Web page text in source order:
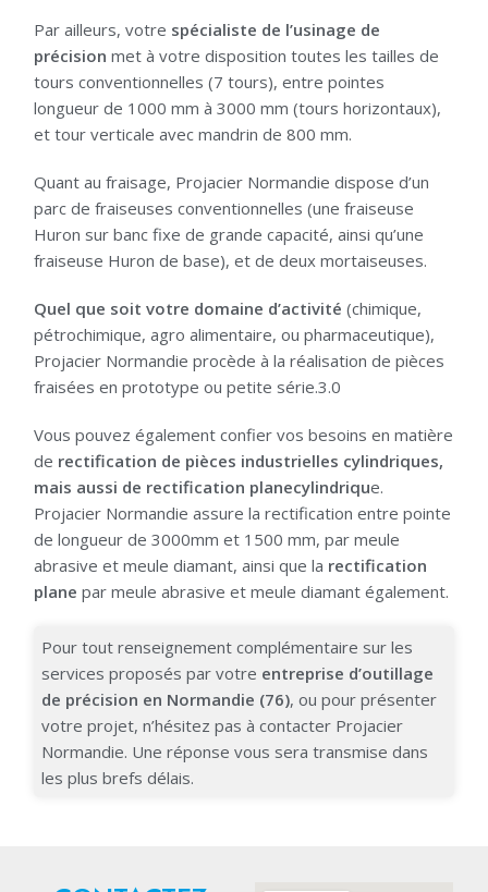
Par ailleurs, votre spécialiste de l’usinage de
précision met à votre disposition toutes les tailles de
tours conventionnelles (7 tours), entre pointes
longueur de 1000 mm à 3000 mm (tours horizontaux),
et tour verticale avec mandrin de 800 mm.
Quant au fraisage, Projacier Normandie dispose d’un
parc de fraiseuses conventionnelles (une fraiseuse
Huron sur banc fixe de grande capacité, ainsi qu’une
fraiseuse Huron de base), et de deux mortaiseuses.
Quel que soit votre domaine d’activité (chimique,
pétrochimique, agro alimentaire, ou pharmaceutique),
Projacier Normandie procède à la réalisation de pièces
fraisées en prototype ou petite série.3.0
Vous pouvez également confier vos besoins en matière
de rectification de pièces industrielles cylindriques,
mais aussi de rectification planecylindrique.
Projacier Normandie assure la rectification entre pointe
de longueur de 3000mm et 1500 mm, par meule
abrasive et meule diamant, ainsi que la rectification
planepar meule abrasive et meule diamant également.
Pour tout renseignement complémentaire sur les
services proposés par votre entreprise d’outillage
de précision en Normandie (76), ou pour présenter
votre projet, n’hésitez pas à contacter Projacier
Normandie. Une réponse vous sera transmise dans
les plus brefs délais.